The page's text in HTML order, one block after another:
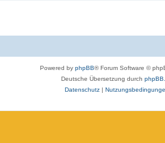
Powered by phpBB® Forum Software ©
Deutsche Übersetzung durch
Datenschutz|